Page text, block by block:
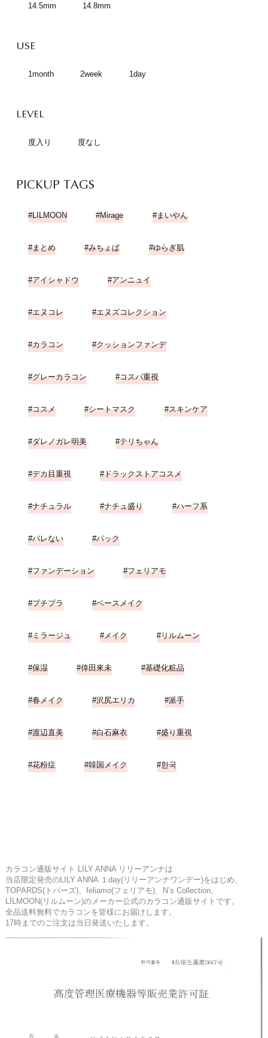
14.5mm 14.8mm
USE
1month 2week 1day
LEVEL
度入り 度なし
PICKUP TAGS
LILMOON Mirage まいやん
まとめ みちょぱ ゆらぎ肌
アイシャドウ アンニュイ
エヌコレ エヌズコレクション
カラコン クッションファンデ
グレーカラコン コスパ重視
コスメ シートマスク スキンケア
ダレノガレ明美 テリちゃん
デカ目重視 ドラックストアコスメ
ナチュラル ナチュ盛り ハーフ系
バレない パック
ファンデーション フェリアモ
プチプラ ベースメイク
ミラージュ メイク リルムーン
保湿 倖田來未 基礎化粧品
春メイク 沢尻エリカ 派手
渡辺直美 白石麻衣 盛り重視
花粉症 韓国メイク 한국
カラコン通販サイト LILY ANNA リリーアンナは
当店限定発売のLILY ANNA １day(リリーアンナワンデー)をはじめ、
TOPARDS(トパーズ)、feliamo(フェリアモ)、N’s Collection、
LILMOON(リルムーン)のメーカー公式のカラコン通販サイトです。
全品送料無料でカラコンを皆様にお届けします。
17時までのご注文は当日発送いたします。